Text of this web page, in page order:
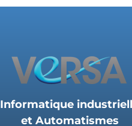
Informatique
et Automatismes